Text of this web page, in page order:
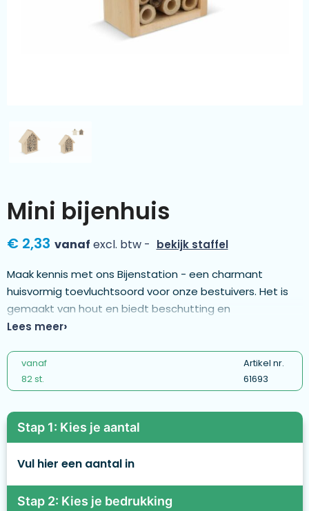
Kleding & textiel
Mini bijenhuis
€ 2,33 vanaf excl. btw - bekijk staffel
Maak kennis met ons Bijenstation - een charmant
huisvormig toevluchtsoord voor onze bestuivers. Het is
gemaakt van hout en biedt beschutting en
ondersteuning voor bijen, en bevordert biodiversiteit en
Lees meer
vanaf
82 st.
Artikel nr.
61693
Stap 1: Kies je aantal
Vul hier een aantal in
Stap 2: Kies je bedrukking